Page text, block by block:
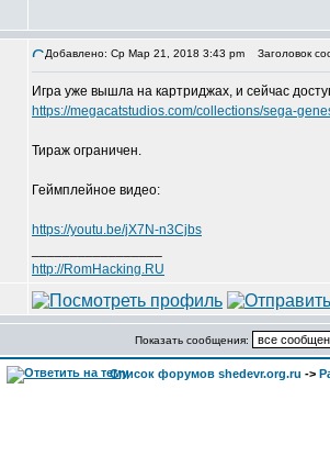
Добавлено: Ср Мар 21, 2018 3:43 pm Заголовок
Игра уже вышла на картриджах, и сейчас
https://megacatstudios.com/collections/sega-
Тираж ограничен.
Геймплейное видео:
https://youtu.be/jX7N-n3Cjbs
http://RomHacking.RU
Показать сообщения:
Список форумов shedevr.org.ru ->